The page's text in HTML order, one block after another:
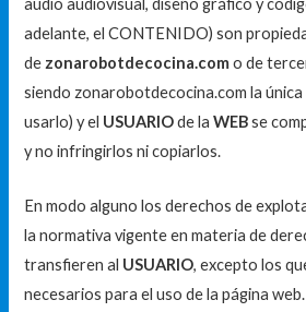
adelante, el CONTENIDO) son
de zonarobotdecocina.como de
siendo zonarobotdecocina.com la
usarlo) y el USUARIOde laWEBse
y no infringirlos ni copiarlos.
En modo alguno los derechos de
la normativa vigente en materia de
transfieren al USUARIO, excepto los
necesarios para el uso de la página